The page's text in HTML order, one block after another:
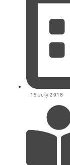
15 July 2018